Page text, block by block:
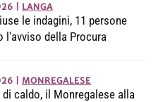
LANGA
le indagini, 11 persone
l'avviso della Procura
MONREGALESE
di caldo, il Monregalese alla